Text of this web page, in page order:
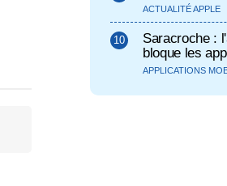
ACTUALITÉ APPLE
Saracroche :
bloque les
APPLICATIONS